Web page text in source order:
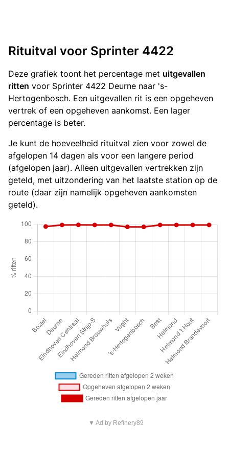
Rituitval voor Sprinter 4422
Deze grafiek toont het percentage met uitgevallen
ritten voor Sprinter 4422 Deurne naar 's-
Hertogenbosch. Een uitgevallen rit is een opgeheven
vertrek of een opgeheven aankomst. Een lager
percentage is beter.
Je kunt de hoeveelheid rituitval zien voor zowel de
afgelopen 14 dagen als voor een langere period
(afgelopen jaar). Alleen uitgevallen vertrekken zijn
geteld, met uitzondering van het laatste station op de
route (daar zijn namelijk opgeheven aankomsten
geteld).
▼ Ad by Refinery89